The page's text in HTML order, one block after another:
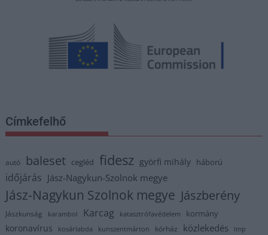
Címkefelhő
autó baleset cegléd fidesz györfi mihály háború
időjárás Jász-Nagykun-Szolnok megye
Jász-Nagykun Szolnok megye Jászberény
Jászkunság karambol Karcag katasztrófavédelem kormány
koronavírus kosárlabda kunszentmárton kórház közlekedés lmp